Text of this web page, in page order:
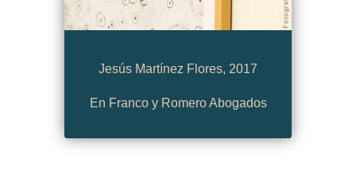
Jesús Martínez Flores, 2017
En Franco y Romero Abogados